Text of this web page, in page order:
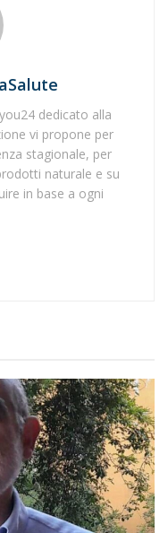
dedicato alla
vi propone per
stagionale, per
naturale e su
in base a ogni